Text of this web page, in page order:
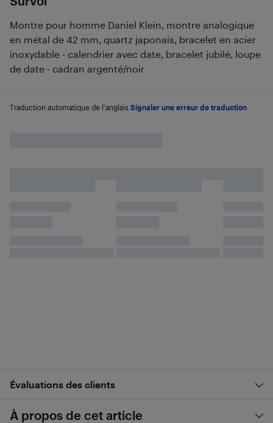
Montre pour homme Daniel Klein, montre analogique
en métal de 42 mm, quartz japonais, bracelet en acier
inoxydable - calendrier avec date, bracelet jubilé, loupe
de date - cadran argenté/noir
Traduction automatique de l'anglais. Signaler une erreur de traduction
Évaluations des clients
À propos de cet article